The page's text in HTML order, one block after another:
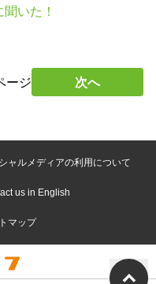
いた！
ージ 次へ
ャルメディアの利用について
us in English
マップ